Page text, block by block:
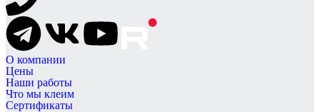
О компании
Цены
Наши работы
Что мы клеим
Сертификаты